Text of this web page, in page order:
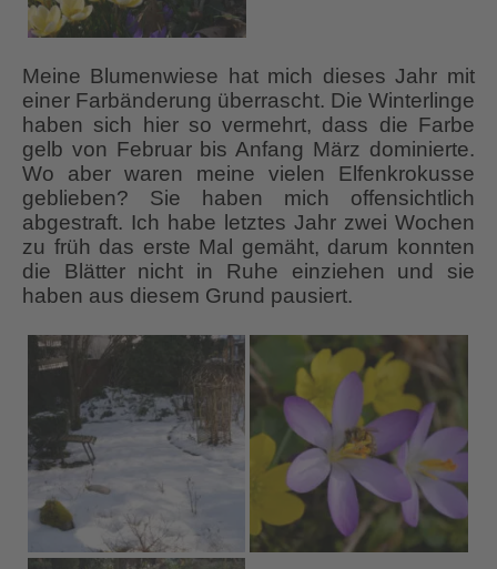
Meine Blumenwiese hat mich dieses Jahr mit
einer Farbänderung überrascht. Die Winterlinge
haben sich hier so vermehrt, dass die Farbe
gelb von Februar bis Anfang März dominierte.
Wo aber waren meine vielen Elfenkrokusse
geblieben? Sie haben mich offensichtlich
abgestraft. Ich habe letztes Jahr zwei Wochen
zu früh das erste Mal gemäht, darum konnten
die Blätter nicht in Ruhe einziehen und sie
haben aus diesem Grund pausiert.